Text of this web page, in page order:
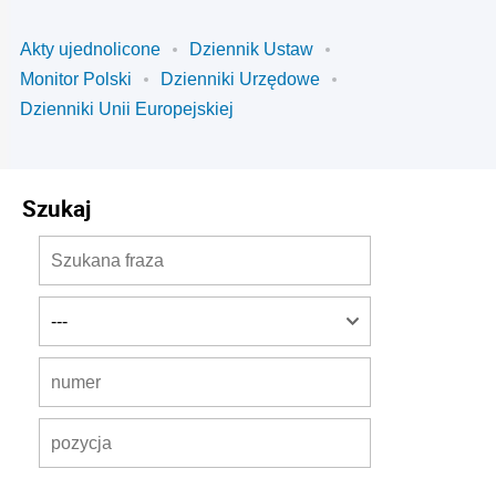
Akty ujednolicone
Dziennik Ustaw
Monitor Polski
Dzienniki Urzędowe
Dzienniki Unii Europejskiej
Szukaj